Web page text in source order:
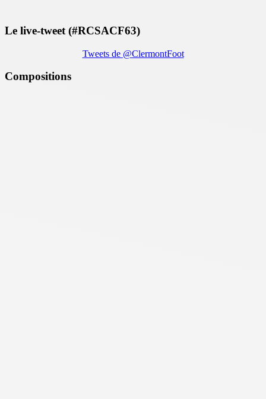
Le live-tweet (#RCSACF63)
Tweets de @ClermontFoot
Compositions